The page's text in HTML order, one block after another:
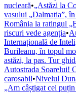
nucleară•„Astăzi la
vasului „Dalmația”,
România la ratingul
riscuri vede agenția•
Internațională de
Burileanu, în topul
astăzi, la pas. Tur
Autostrada Soarelui!
carosabil•Nivelul
„Am câștigat cel